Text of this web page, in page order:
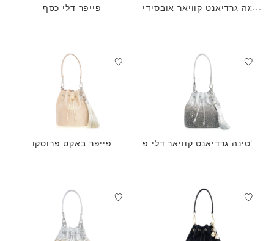
ג'מה גרדיאנט קוויאר אובסידי
פייפר דלי כסף
פלטינה גרדיאנט קוויאר דלי פ
פייפר באקט פרוסקו